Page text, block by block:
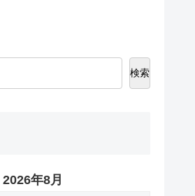
検索
2026年8月